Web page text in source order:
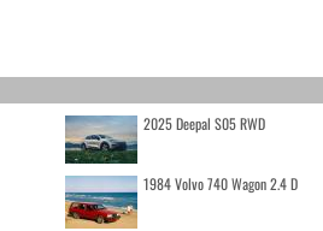
2025 Deepal S05 RWD
1984 Volvo 740 Wagon 2.4 D